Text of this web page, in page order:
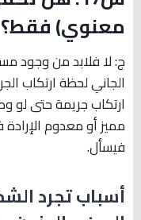
معنوي) فقط؟
ج: لا فلابد من وجود
الجاني لحظة ارتكاب
ارتكاب جريمة حتى لو
مميز أو معدوم الإرادة
فيسأل.
أسباب تجرد